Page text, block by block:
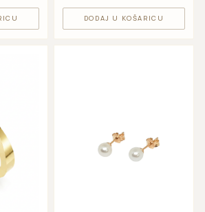
DODAJ U KOŠARICU